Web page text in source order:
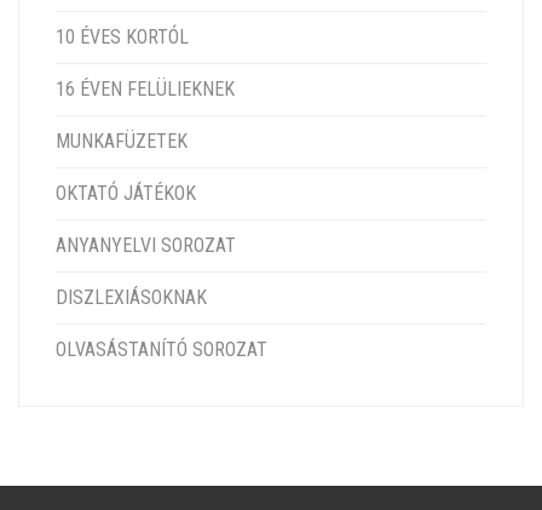
10 ÉVES KORTÓL
16 ÉVEN FELÜLIEKNEK
MUNKAFÜZETEK
OKTATÓ JÁTÉKOK
ANYANYELVI SOROZAT
DISZLEXIÁSOKNAK
OLVASÁSTANÍTÓ SOROZAT